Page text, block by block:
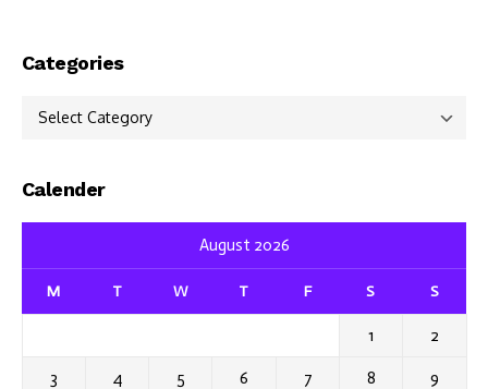
Categories
Categories
Calender
August 2026
M T W T F S S
1 2
3 4 5 6 7 8 9